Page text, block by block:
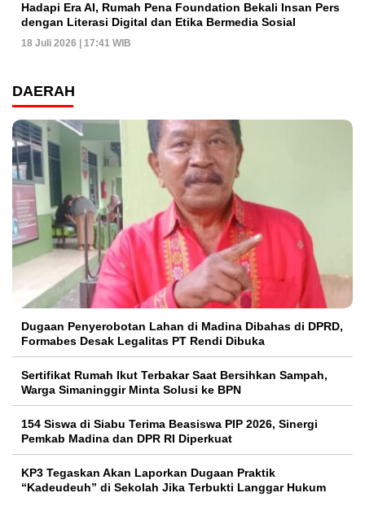
Hadapi Era AI, Rumah Pena Foundation Bekali Insan Pers
dengan Literasi Digital dan Etika Bermedia Sosial
18 Juli 2026 | 17:41 WIB
DAERAH
Dugaan Penyerobotan Lahan di Madina Dibahas di DPRD,
Formabes Desak Legalitas PT Rendi Dibuka
Sertifikat Rumah Ikut Terbakar Saat Bersihkan Sampah,
Warga Simaninggir Minta Solusi ke BPN
154 Siswa di Siabu Terima Beasiswa PIP 2026, Sinergi
Pemkab Madina dan DPR RI Diperkuat
KP3 Tegaskan Akan Laporkan Dugaan Praktik
“Kadeudeuh” di Sekolah Jika Terbukti Langgar Hukum